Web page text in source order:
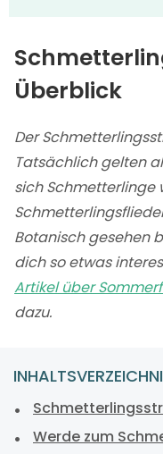
Überblick
Der
Tatsächlich gelten
sich Schmetterlinge
Botanisch gesehen
dich so etwas
Artikel über
dazu.
Werde zum